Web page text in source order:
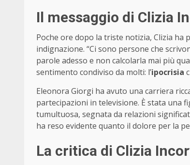
Il messaggio di Clizia
Poche ore dopo la triste notizia, Clizia
indignazione. “Ci sono persone che
parole adesso e non calcolarla mai più
sentimento condiviso da molti: l’ipocrisia
Eleonora Giorgi ha avuto una carriera
partecipazioni in televisione. È stata una
tumultuosa, segnata da relazioni
ha reso evidente quanto il dolore per la
La critica di Clizia